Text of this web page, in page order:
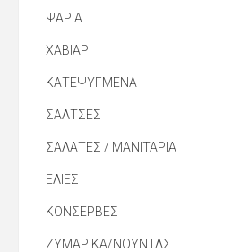
ΨΑΡΙΑ
ΧΑΒΙΑΡΙ
ΚΑΤΕΨΥΓΜΕΝΑ
ΣΑΛΤΣΕΣ
ΣΑΛΑΤΕΣ / ΜΑΝΙΤΑΡΙΑ
ΕΛΙΕΣ
ΚΟΝΣΕΡΒΕΣ
ΖΥΜΑΡΙΚΑ/ΝΟΥΝΤΛΣ